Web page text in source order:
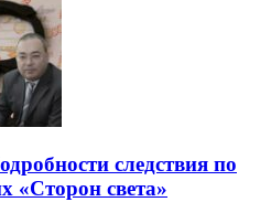
следствия по
«Сторон света»